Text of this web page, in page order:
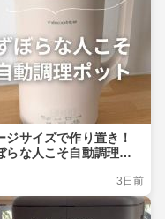
ジサイズで作り置き！
らな人こそ自動調理ポ
3日前